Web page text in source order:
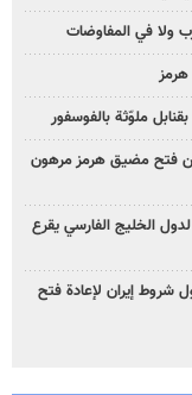
ولا في المفاوضات
ملوّثة بالفوسفور
فتح مضيق هرمز مرهون
الخليج الفارسي يقرع
شروط إيران لإعادة فتح